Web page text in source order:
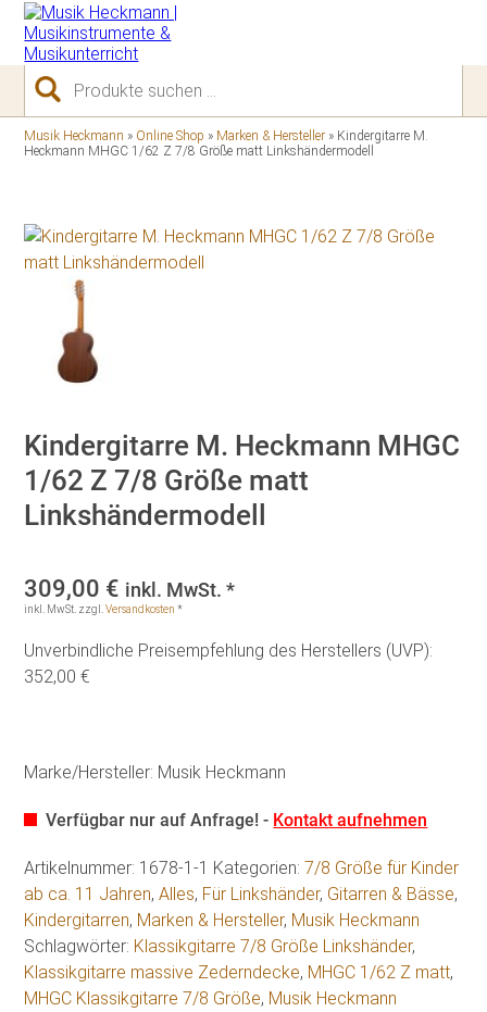
Suchen
nach:
Musik Heckmann » Online Shop » Marken & Hersteller » Kindergitarre M.
Heckmann MHGC 1/62 Z 7/8 Größe matt Linkshändermodell
Kindergitarre M. Heckmann MHGC
1/62 Z 7/8 Größe matt
Linkshändermodell
309,00 € inkl. MwSt. *
inkl. MwSt. zzgl.Versandkosten *
Unverbindliche Preisempfehlung des Herstellers (UVP):
352,00 €
Marke/Hersteller: Musik Heckmann
Verfügbar nur auf Anfrage! - Kontakt aufnehmen
Artikelnummer: 1678-1-1 Kategorien:7/8 Größe für Kinder
ab ca. 11 Jahren,Alles, Für Linkshänder, Gitarren & Bässe,
Kindergitarren, Marken & Hersteller, Musik Heckmann
Schlagwörter: Klassikgitarre 7/8 Größe Linkshänder,
Klassikgitarre massive Zederndecke, MHGC 1/62 Z matt,
MHGC Klassikgitarre 7/8 Größe, Musik Heckmann